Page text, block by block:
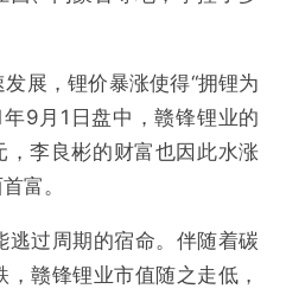
展，锂价暴涨使得“拥锂为
9月1日盘中，赣锋锂业的
李良彬的财富也因此水涨
富。
过周期的宿命。伴随着碳
赣锋锂业市值随之走低，